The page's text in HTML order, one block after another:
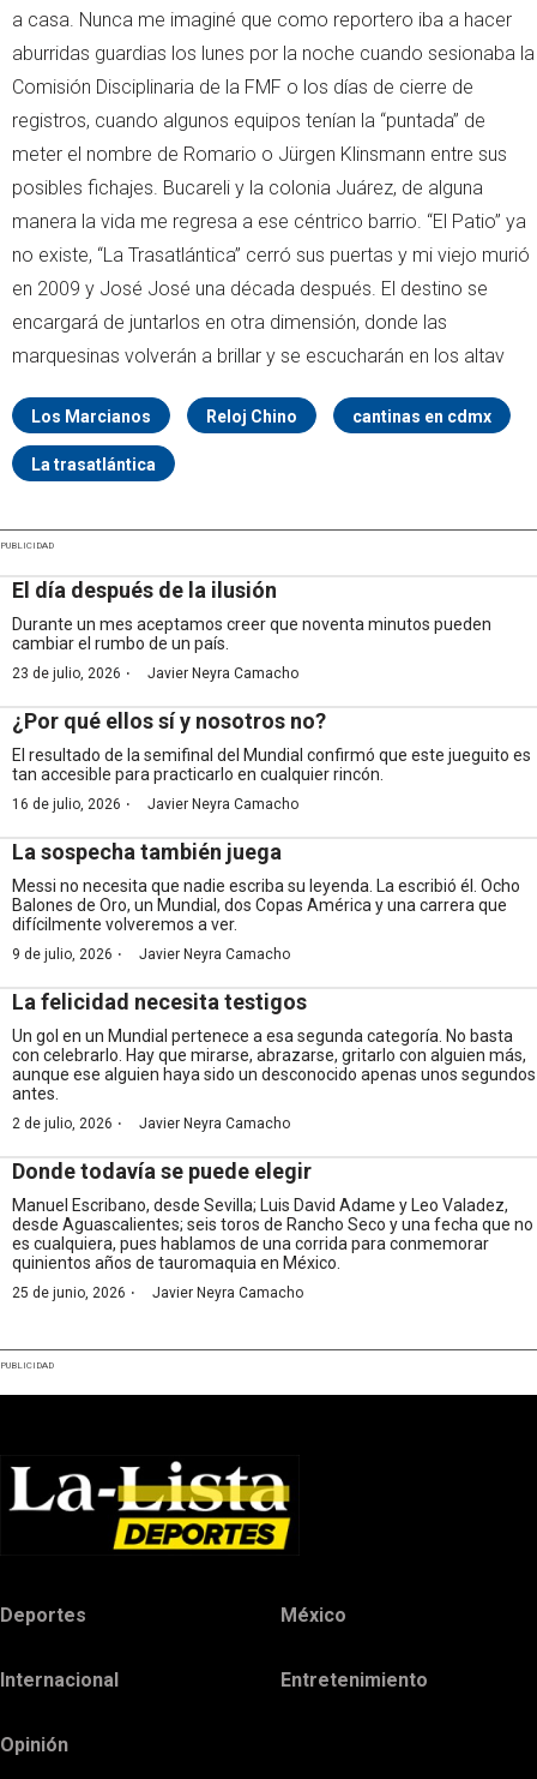
a casa. Nunca me imaginé que como reportero iba a hacer
aburridas guardias los lunes por la noche cuando sesionaba la
Comisión Disciplinaria de la FMF o los días de cierre de
registros, cuando algunos equipos tenían la “puntada” de
meter el nombre de Romario o Jürgen Klinsmann entre sus
posibles fichajes. Bucareli y la colonia Juárez, de alguna
manera la vida me regresa a ese céntrico barrio. “El Patio” ya
no existe, “La Trasatlántica” cerró sus puertas y mi viejo murió
en 2009 y José José una década después. El destino se
encargará de juntarlos en otra dimensión, donde las
marquesinas volverán a brillar y se escucharán en los altav
Los Marcianos Reloj Chino cantinas en cdmx
La trasatlántica
PUBLICIDAD
El día después de la ilusión
Durante un mes aceptamos creer que noventa minutos pueden
cambiar el rumbo de un país.
23 de julio, 2026 · Javier Neyra Camacho
¿Por qué ellos sí y nosotros no?
El resultado de la semifinal del Mundial confirmó que este jueguito es
tan accesible para practicarlo en cualquier rincón.
16 de julio, 2026 · Javier Neyra Camacho
La sospecha también juega
Messi no necesita que nadie escriba su leyenda. La escribió él. Ocho
Balones de Oro, un Mundial, dos Copas América y una carrera que
difícilmente volveremos a ver.
9 de julio, 2026 · Javier Neyra Camacho
La felicidad necesita testigos
Un gol en un Mundial pertenece a esa segunda categoría. No basta
con celebrarlo. Hay que mirarse, abrazarse, gritarlo con alguien más,
aunque ese alguien haya sido un desconocido apenas unos segundos
antes.
2 de julio, 2026 · Javier Neyra Camacho
Donde todavía se puede elegir
Manuel Escribano, desde Sevilla; Luis David Adame y Leo Valadez,
desde Aguascalientes; seis toros de Rancho Seco y una fecha que no
es cualquiera, pues hablamos de una corrida para conmemorar
quinientos años de tauromaquia en México.
25 de junio, 2026 · Javier Neyra Camacho
PUBLICIDAD
Deportes México
Internacional Entretenimiento
Opinión